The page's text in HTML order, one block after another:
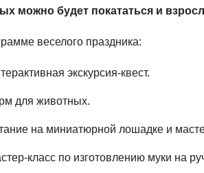
можно будет покататься и
веселого праздника:
экскурсия-квест.
для животных.
на миниатюрной лошадке и
класс по изготовлению муки на